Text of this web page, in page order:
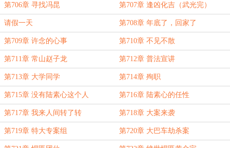
第706章 寻找冯昆 第707章 逢凶化吉（武光完）
请假一天 第708章 年底了，回家了
第709章 许念的心事 第710章 不见不散
第711章 常山赵子龙 第712章 普法宣讲
第713章 大学同学 第714章 殉职
第715章 没有陆素心这个人 第716章 陆素心的任性
第717章 我来人间转了转 第718章 大案来袭
第719章 特大专案组 第720章 大巴车劫杀案